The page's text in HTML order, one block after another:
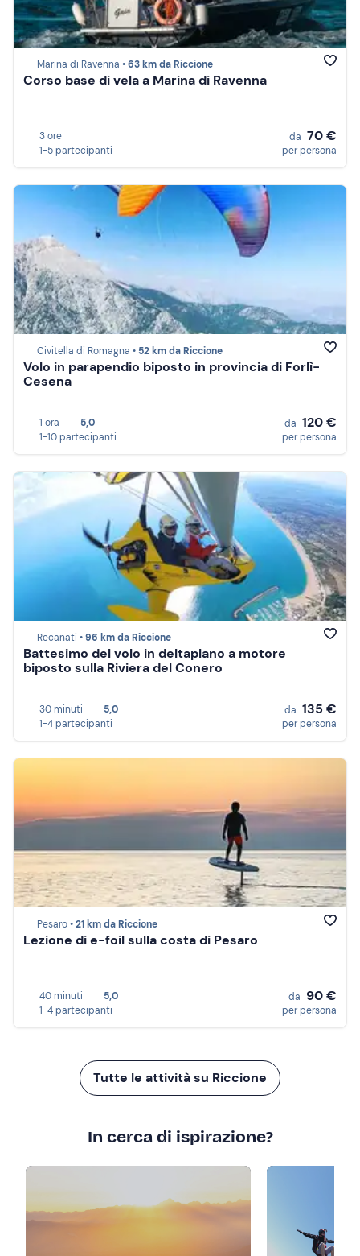
Marina di Ravenna •63 km da Riccione
Corso base di vela a Marina di Ravenna
3 ore
1-5 partecipanti
da 70 €
per persona
Civitella di Romagna • 52 km da Riccione
Volo in parapendio biposto in provincia di Forlì-
Cesena
1 ora
5,0
1-10 partecipanti
da 120 €
per persona
Recanati •96 km da Riccione
Battesimo del volo in deltaplano a motore
biposto sulla Riviera del Conero
30 minuti
5,0
1-4 partecipanti
da 135 €
per persona
Pesaro •21 km da Riccione
Lezione di e-foil sulla costa di Pesaro
40 minuti
5,0
1-4 partecipanti
da 90 €
per persona
Tutte le attività su Riccione
In cerca di ispirazione?